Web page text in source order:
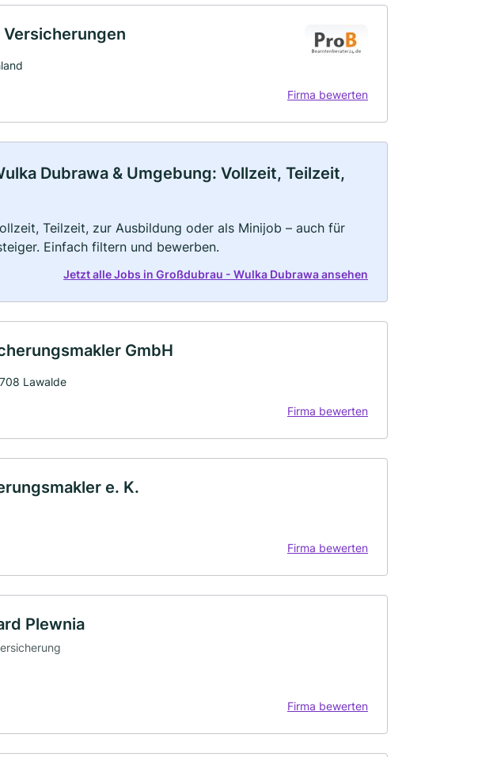
Firma bewerten
Dubrawa & Umgebung: Vollzeit, Teilzeit,
Teilzeit, zur Ausbildung oder als Minijob – auch für
Einfach filtern und bewerben.
Jetzt alle Jobs in Großdubrau - Wulka Dubrawa ansehen
GmbH
Lawalde
Firma bewerten
e. K.
Firma bewerten
Plewnia
Firma bewerten